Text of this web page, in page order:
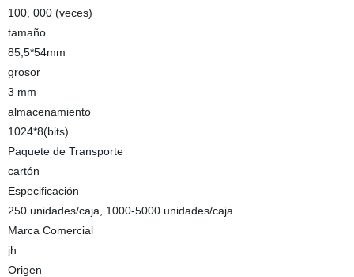
100, 000 (veces)
tamaño
85,5*54mm
grosor
3 mm
almacenamiento
1024*8(bits)
Paquete de Transporte
cartón
Especificación
250 unidades/caja, 1000-5000 unidades/caja
Marca Comercial
jh
Origen